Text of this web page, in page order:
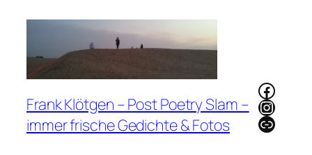
Frank Klötgen – Post Poetry Slam –
immer frische Gedichte & Fotos
Link